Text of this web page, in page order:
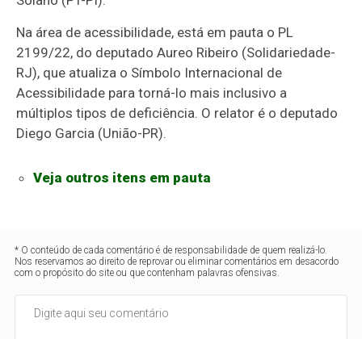
Na área de acessibilidade, está em pauta o PL
2199/22, do deputado Aureo Ribeiro (Solidariedade-
RJ), que atualiza o Símbolo Internacional de
Acessibilidade para torná-lo mais inclusivo a
múltiplos tipos de deficiência. O relator é o deputado
Diego Garcia (União-PR).
Veja outros itens em pauta
* O conteúdo de cada comentário é de responsabilidade de quem realizá-lo.
Nos reservamos ao direito de reprovar ou eliminar comentários em desacordo
com o propósito do site ou que contenham palavras ofensivas.